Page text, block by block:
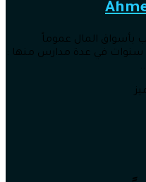
المال عموماً
والفوركس خصوصاً بخبرة أكثر من 8 سنوات في عدة مدارس منها :